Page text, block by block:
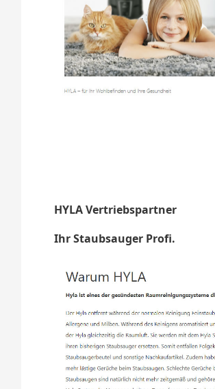
HYLA Vertriebspartner
Ihr Staubsauger Profi.